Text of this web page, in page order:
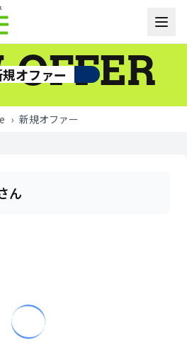
オファー
OFFER
› 新規オファー
ん